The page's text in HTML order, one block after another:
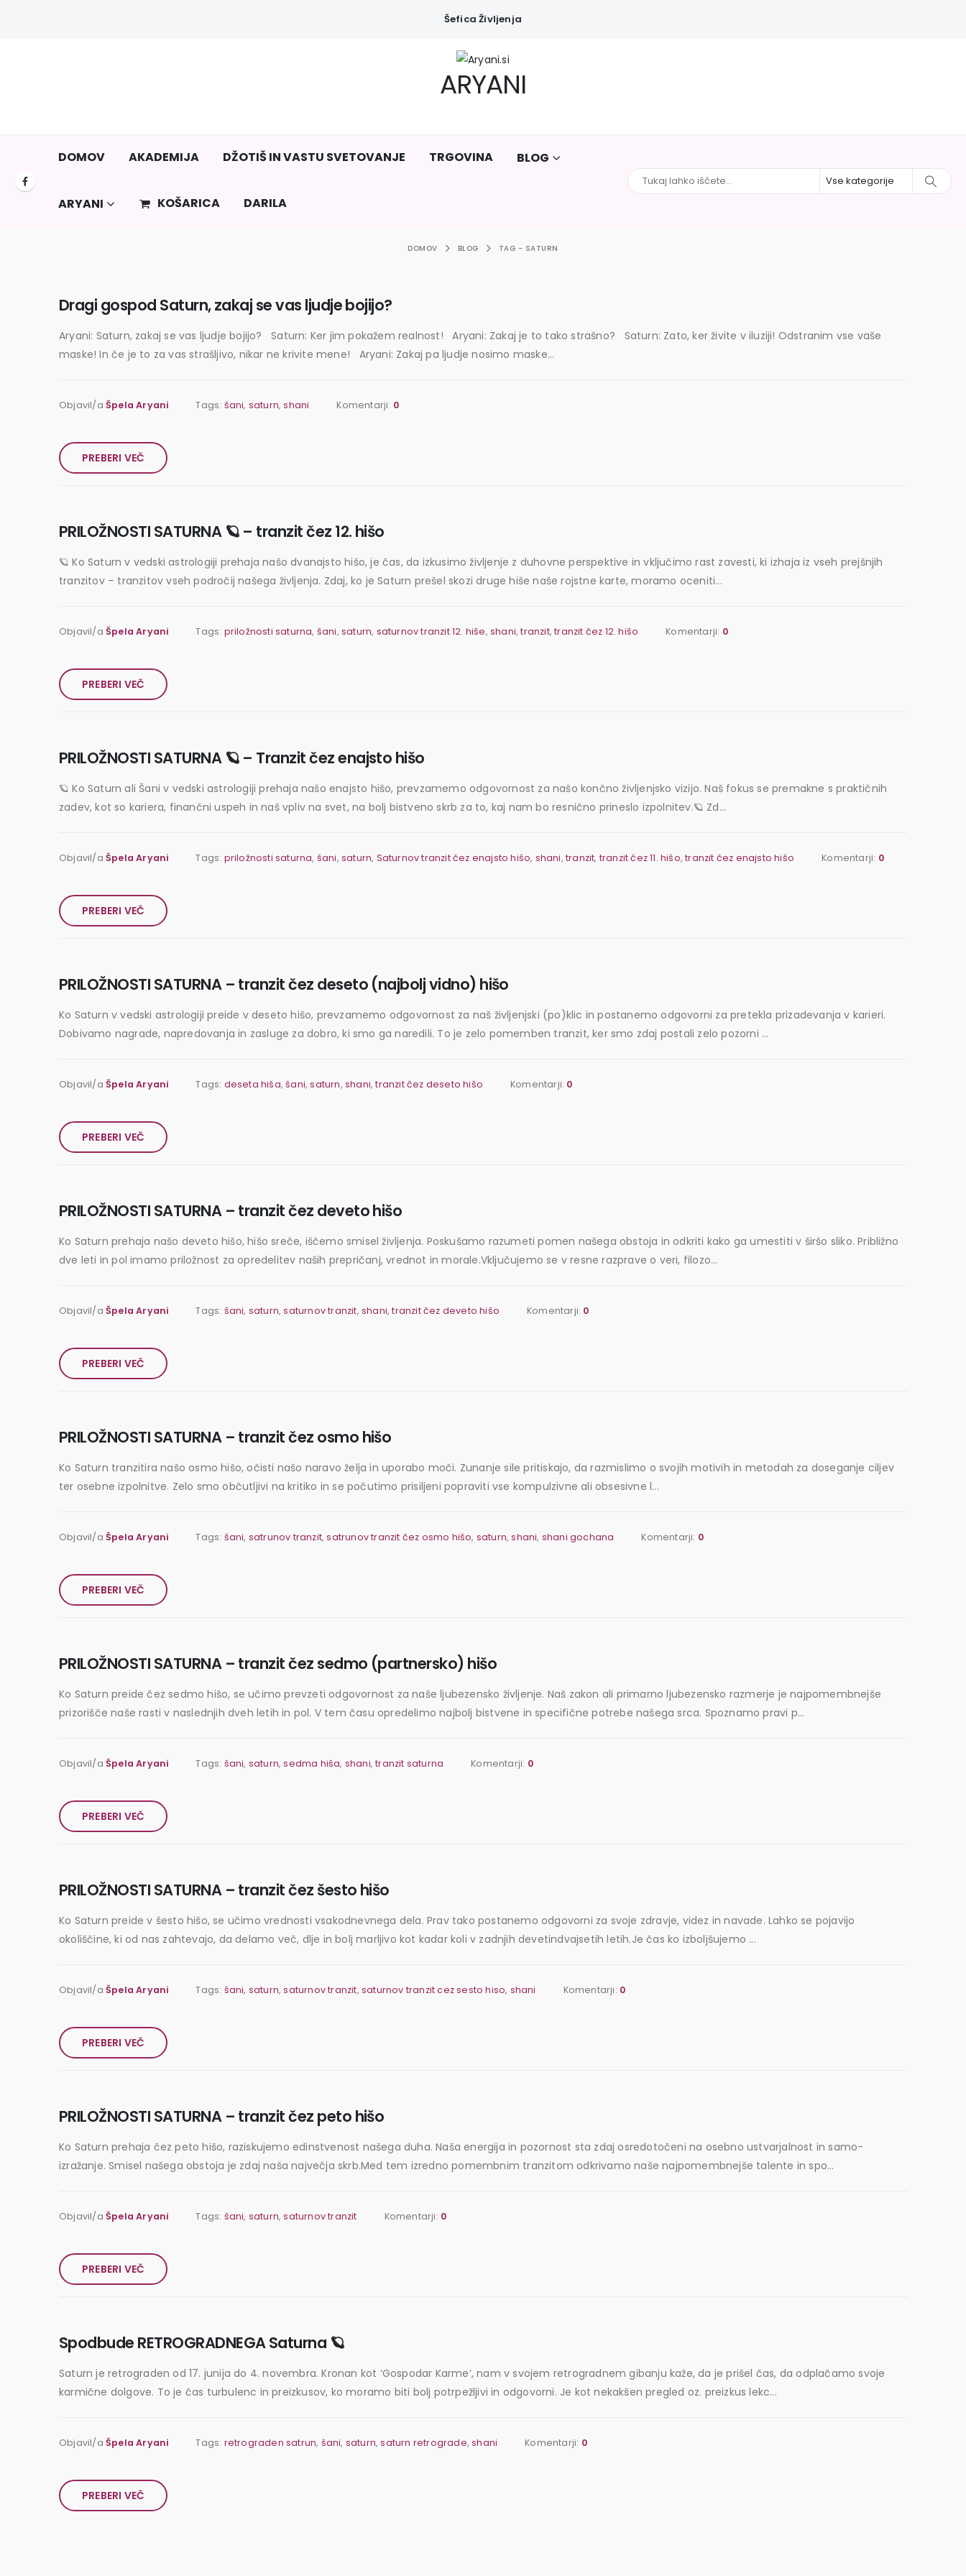
Šefica Življenja
ARYANI
DOMOV AKADEMIJA DŽOTIŠ IN VASTU SVETOVANJE TRGOVINA BLOG
ARYANI KOŠARICA DARILA
DOMOV BLOG TAG - SATURN
Dragi gospod Saturn, zakaj se vas ljudje bojijo?
Aryani: Saturn, zakaj se vas ljudje bojijo? Saturn: Ker jim pokažem realnost! Aryani: Zakaj je to tako strašno? Saturn: Zato, ker živite v iluziji! Odstranim vse vaše
maske! In če je to za vas strašljivo, nikar ne krivite mene! Aryani: Zakaj pa ljudje nosimo maske...
Objavil/a Špela Aryani Tags: šani, saturn,shani Komentarji: 0
PREBERI VEČ
PRILOŽNOSTI SATURNA 🪐 – tranzit čez 12. hišo
🪐 Ko Saturn v vedski astrologiji prehaja našo dvanajsto hišo, je čas, da izkusimo življenje z duhovne perspektive in vključimo rast zavesti, ki izhaja iz vseh prejšnjih
tranzitov – tranzitov vseh področij našega življenja. Zdaj, ko je Saturn prešel skozi druge hiše naše rojstne karte, moramo oceniti...
Objavil/a Špela Aryani Tags: priložnosti saturna, šani,saturn, saturnov tranzit 12. hiše,shani,tranzit,tranzit čez 12. hišo Komentarji: 0
PREBERI VEČ
PRILOŽNOSTI SATURNA 🪐 – Tranzit čez enajsto hišo
🪐 Ko Saturn ali Šani v vedski astrologiji prehaja našo enajsto hišo, prevzamemo odgovornost za našo končno življenjsko vizijo. Naš fokus se premakne s praktičnih
zadev, kot so kariera, finančni uspeh in naš vpliv na svet, na bolj bistveno skrb za to, kaj nam bo resnično prineslo izpolnitev.🪐 Zd...
Objavil/a Špela Aryani Tags: priložnosti saturna, šani,saturn, Saturnov tranzit čez enajsto hišo, shani,tranzit, tranzit čez 11. hišo,tranzit čez enajsto hišo Komentarji: 0
PREBERI VEČ
PRILOŽNOSTI SATURNA – tranzit čez deseto (najbolj vidno) hišo
Ko Saturn v vedski astrologiji preide v deseto hišo, prevzamemo odgovornost za naš življenjski (po)klic in postanemo odgovorni za pretekla prizadevanja v karieri.
Dobivamo nagrade, napredovanja in zasluge za dobro, ki smo ga naredili. To je zelo pomemben tranzit, ker smo zdaj postali zelo pozorni ...
Objavil/a Špela Aryani Tags: deseta hiša,šani,saturn,shani,tranzit čez deseto hišo Komentarji: 0
PREBERI VEČ
PRILOŽNOSTI SATURNA – tranzit čez deveto hišo
Ko Saturn prehaja našo deveto hišo, hišo sreče, iščemo smisel življenja. Poskušamo razumeti pomen našega obstoja in odkriti kako ga umestiti v širšo sliko. Približno
dve leti in pol imamo priložnost za opredelitev naših prepričanj, vrednot in morale.Vključujemo se v resne razprave o veri, filozo...
Objavil/a Špela Aryani Tags: šani, saturn,saturnov tranzit,shani,tranzit čez deveto hišo Komentarji: 0
PREBERI VEČ
PRILOŽNOSTI SATURNA – tranzit čez osmo hišo
Ko Saturn tranzitira našo osmo hišo, očisti našo naravo želja in uporabo moči. Zunanje sile pritiskajo, da razmislimo o svojih motivih in metodah za doseganje ciljev
ter osebne izpolnitve. Zelo smo občutljivi na kritiko in se počutimo prisiljeni popraviti vse kompulzivne ali obsesivne l...
Objavil/a Špela Aryani Tags: šani, satrunov tranzit,satrunov tranzit čez osmo hišo, saturn,shani, shani gochana Komentarji: 0
PREBERI VEČ
PRILOŽNOSTI SATURNA – tranzit čez sedmo (partnersko) hišo
Ko Saturn preide čez sedmo hišo, se učimo prevzeti odgovornost za naše ljubezensko življenje. Naš zakon ali primarno ljubezensko razmerje je najpomembnejše
prizorišče naše rasti v naslednjih dveh letih in pol. V tem času opredelimo najbolj bistvene in specifične potrebe našega srca. Spoznamo pravi p...
Objavil/a Špela Aryani Tags: šani, saturn,sedma hiša, shani,tranzit saturna Komentarji: 0
PREBERI VEČ
PRILOŽNOSTI SATURNA – tranzit čez šesto hišo
Ko Saturn preide v šesto hišo, se učimo vrednosti vsakodnevnega dela. Prav tako postanemo odgovorni za svoje zdravje, videz in navade. Lahko se pojavijo
okoliščine, ki od nas zahtevajo, da delamo več, dlje in bolj marljivo kot kadar koli v zadnjih devetindvajsetih letih.Je čas ko izboljšujemo ...
Objavil/a Špela Aryani Tags: šani, saturn,saturnov tranzit,saturnov tranzit cez sesto hiso, shani Komentarji: 0
PREBERI VEČ
PRILOŽNOSTI SATURNA – tranzit čez peto hišo
Ko Saturn prehaja čez peto hišo, raziskujemo edinstvenost našega duha. Naša energija in pozornost sta zdaj osredotočeni na osebno ustvarjalnost in samo-
izražanje. Smisel našega obstoja je zdaj naša največja skrb.Med tem izredno pomembnim tranzitom odkrivamo naše najpomembnejše talente in spo...
Objavil/a Špela Aryani Tags: šani, saturn,saturnov tranzit Komentarji: 0
PREBERI VEČ
Spodbude RETROGRADNEGA Saturna 🪐
Saturn je retrograden od 17. junija do 4. novembra. Kronan kot ‘Gospodar Karme’, nam v svojem retrogradnem gibanju kaže, da je prišel čas, da odplačamo svoje
karmične dolgove. To je čas turbulenc in preizkusov, ko moramo biti bolj potrpežljivi in odgovorni. Je kot nekakšen pregled oz. preizkus lekc...
Objavil/a Špela Aryani Tags: retrograden satrun, šani, saturn,saturn retrograde,shani Komentarji: 0
PREBERI VEČ